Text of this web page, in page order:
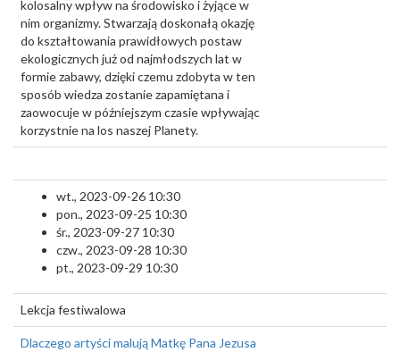
kolosalny wpływ na środowisko i żyjące w
nim organizmy. Stwarzają doskonałą okazję
do kształtowania prawidłowych postaw
ekologicznych już od najmłodszych lat w
formie zabawy, dzięki czemu zdobyta w ten
sposób wiedza zostanie zapamiętana i
zaowocuje w późniejszym czasie wpływając
korzystnie na los naszej Planety.
wt., 2023-09-26 10:30
pon., 2023-09-25 10:30
śr., 2023-09-27 10:30
czw., 2023-09-28 10:30
pt., 2023-09-29 10:30
Lekcja festiwalowa
Dlaczego artyści malują Matkę Pana Jezusa